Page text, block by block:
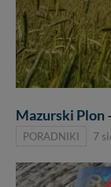
Mazurski Plon
PORADNIKI 7